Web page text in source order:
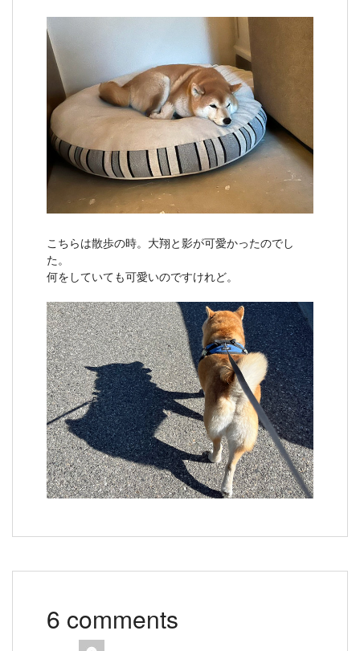
こちらは散歩の時。大翔と影が可愛かったのでし
た。
何をしていても可愛いのですけれど。
6 comments